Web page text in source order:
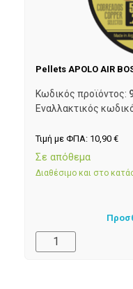
Pellets APOLO AIR
Κωδικός προϊόντος:
Εναλλακτικός
Τιμή με ΦΠΑ: 10,90 €
Σε απόθεμα
Διαθέσιμο και στο